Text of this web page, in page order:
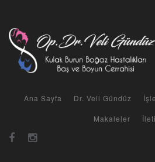
Ana Sayfa Dr. Veli Gündüz
Makaleler